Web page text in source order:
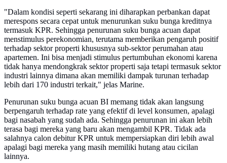
"Dalam kondisi seperti sekarang ini diharapkan perbankan dapat
merespons secara cepat untuk menurunkan suku bunga kreditnya
termasuk KPR. Sehingga penurunan suku bunga acuan dapat
menstimulus perekonomian, terutama memberikan pengaruh positif
terhadap sektor properti khususnya sub-sektor perumahan atau
apartemen. Ini bisa menjadi stimulus pertumbuhan ekonomi karena
tidak hanya mendongkrak sektor properti saja tetapi termasuk sektor
industri lainnya dimana akan memiliki dampak turunan terhadap
lebih dari 170 industri terkait," jelas Marine.
Penurunan suku bunga acuan BI memang tidak akan langsung
berpengaruh terhadap rate yang efektif di level konsumen, apalagi
bagi nasabah yang sudah ada. Sehingga penurunan ini akan lebih
terasa bagi mereka yang baru akan mengambil KPR. Tidak ada
salahnya calon debitur KPR untuk mempersiapkan diri lebih awal
apalagi bagi mereka yang masih memiliki hutang atau cicilan
lainnya.